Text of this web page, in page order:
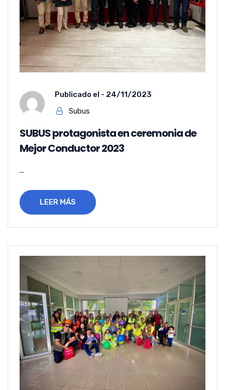
Publicado el - 24/11/2023
Subus
SUBUS protagonista en ceremonia de
Mejor Conductor 2023
...
LEER MÁS